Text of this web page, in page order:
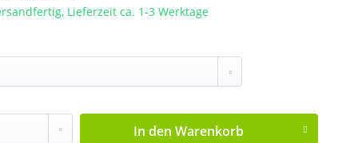
Lieferzeit ca. 1-3 Werktage
In den Warenkorb